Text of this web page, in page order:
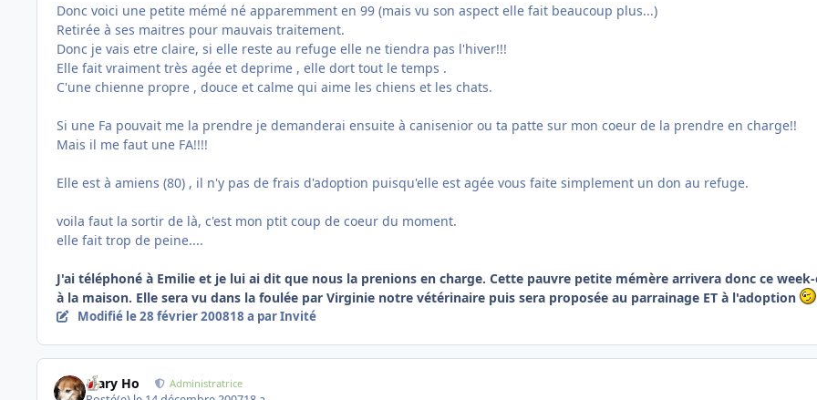
Donc voici une petite mémé né apparemment en 99 (mais vu son aspect elle fait beaucoup plus...)
Retirée à ses maitres pour mauvais traitement.
Donc je vais etre claire, si elle reste au refuge elle ne tiendra pas l'hiver!!!
Elle fait vraiment très agée et deprime , elle dort tout le temps .
C'une chienne propre , douce et calme qui aime les chiens et les chats.
Si une Fa pouvait me la prendre je demanderai ensuite à canisenior ou ta patte sur mon coeur de la prendre en charge!!
Mais il me faut une FA!!!!
Elle est à amiens (80) , il n'y pas de frais d'adoption puisqu'elle est agée vous faite simplement un don au refuge.
voila faut la sortir de là, c'est mon ptit coup de coeur du moment.
elle fait trop de peine....
J'ai téléphoné à Emilie et je lui ai dit que nous la prenions en charge. Cette pauvre petite mémère arrivera donc ce
à la maison. Elle sera vu dans la foulée par Virginie notre vétérinaire puis sera proposée au parrainage ET à l'adoption
Modifié le 28 février 200818 a par Invité
Mary Ho Administratrice